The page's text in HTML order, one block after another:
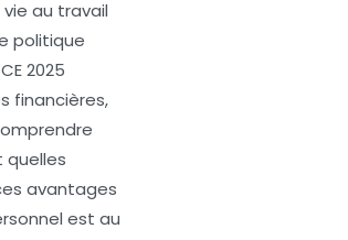
au travail
politique
2025
financières,
quelles
avantages
est au